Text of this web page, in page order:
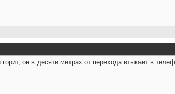
он в десяти метрах от перехода втыкает в